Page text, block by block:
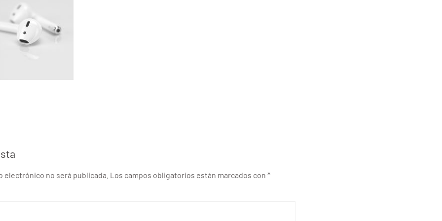
electrónico no será publicada. Los campos obligatorios están marcados con *